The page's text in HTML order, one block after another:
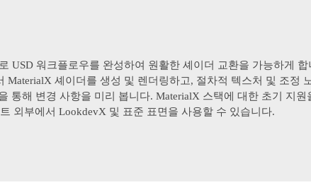
USD 워크플로우를 완성하여 원활한 셰이더 교환을 가능하게 합
MaterialX 셰이더를 생성 및 렌더링하고, 절차적 텍스처 및 조정
통해 변경 사항을 미리 봅니다. MaterialX 스택에 대한 초기 지원
외부에서 LookdevX 및 표준 표면을 사용할 수 있습니다.